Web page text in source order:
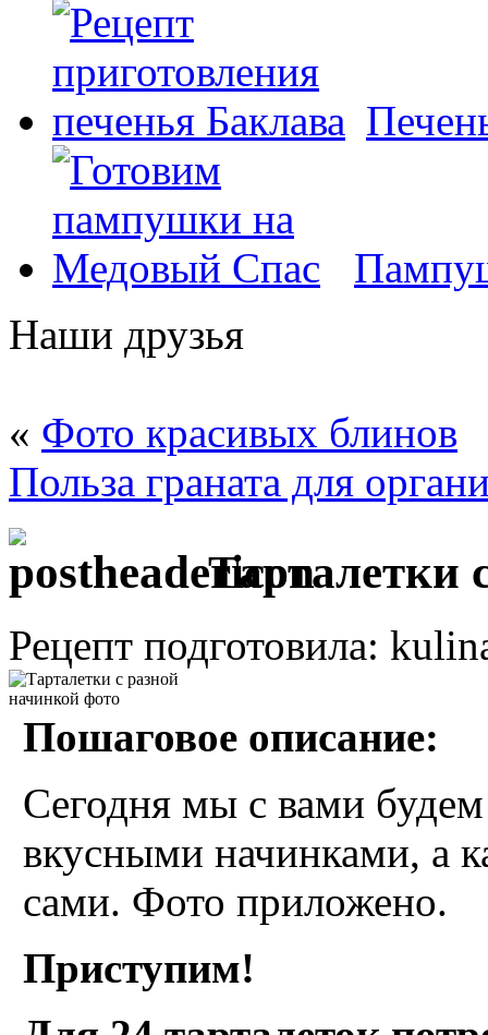
Наши друзья
« Фото красивых блинов
Польза граната для
Тарталетки
Рецепт подготовила:
Пошаговое описание:
Сегодня мы с вами будем
вкусными начинками, а
сами. Фото приложено.
Приступим!